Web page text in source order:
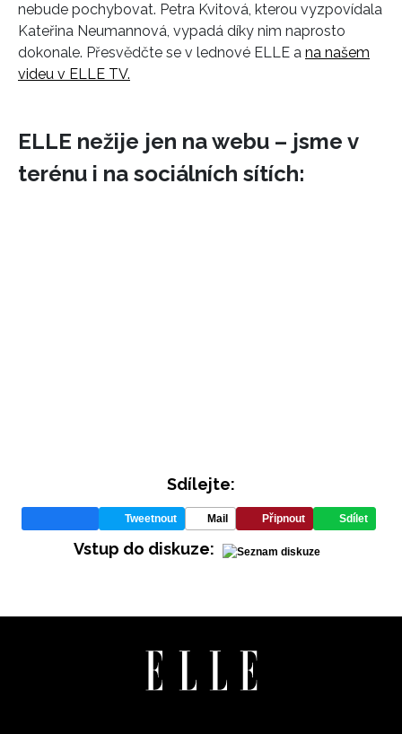
REDAKCE
nebude pochybovat. Petra Kvitová, kterou vyzpovídala
Kateřina Neumannová, vypadá díky nim naprosto
dokonale. Přesvědčte se v lednové ELLE a na našem
videu v ELLE TV.
ELLE nežije jen na webu – jsme v
terénu i na sociálních sítích:
Sdílejte:
Tweetnout Mail Připnout Sdílet
Vstup do diskuze: